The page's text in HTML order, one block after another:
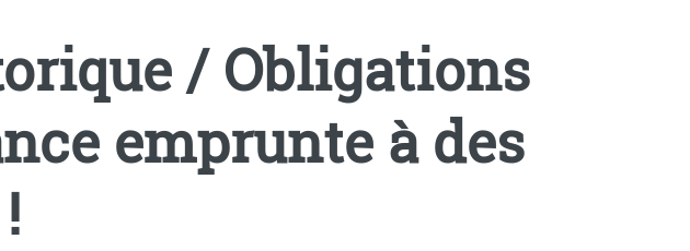
/ Obligations
emprunte à des